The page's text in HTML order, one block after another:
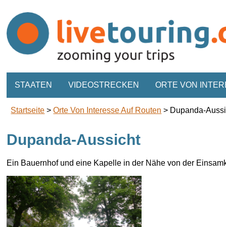
STAATEN VIDEOSTRECKEN ORTE VON
Startseite >Orte Von Interesse Auf Routen > Dupanda-
Dupanda-Aussicht
Ein Bauernhof und eine Kapelle in der Nähe von der